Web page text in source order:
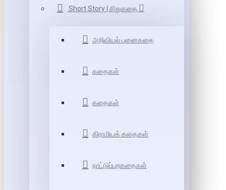
Short Story | சிறுகதை
அறிவியல் புனைகதை
கதைகள்
கதைகள்
கிராமியக் கதைகள்
நாட்டுப்புறகதைகள்